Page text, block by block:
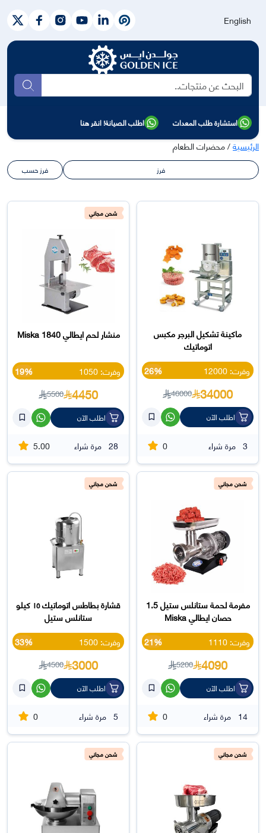
English
بحث
استشارة طلب المعدات اطلب الصيانة! انقر هنا
الرئيسية/ محضرات الطعام
فرز فرز حسب
ماكينة تشكيل البرجر مكبس
اتوماتيك
وفرت: 12000
26%
34000
46000
اطلب الآن
3 مرة شراء 0
شحن مجاني
منشار لحم ايطالي 1840 Miska
وفرت: 1050 19%
4450
5500
اطلب الآن
28 مرة شراء 5.00
شحن مجاني
مفرمة لحمة ستانلس ستيل 1.5
حصان ايطالي Miska
وفرت: 1110
21%
4090
5200
اطلب الآن
14 مرة شراء 0
شحن مجاني
قشارة بطاطس اتوماتيك ١٥ كيلو
ستانلس ستيل
وفرت: 1500
33%
3000
4500
اطلب الآن
5 مرة شراء 0
شحن مجاني شحن مجاني